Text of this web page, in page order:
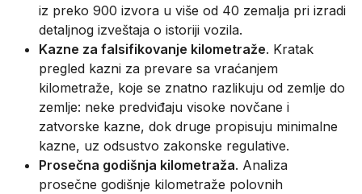
iz preko 900 izvora u više od 40 zemalja pri izradi
detaljnog izveštaja o istoriji vozila.
Kazne za falsifikovanje kilometraže. Kratak
pregled kazni za prevare sa vraćanjem
kilometraže, koje se znatno razlikuju od zemlje do
zemlje: neke predviđaju visoke novčane i
zatvorske kazne, dok druge propisuju minimalne
kazne, uz odsustvo zakonske regulative.
Prosečna godišnja kilometraža. Analiza
prosečne godišnje kilometraže polovnih